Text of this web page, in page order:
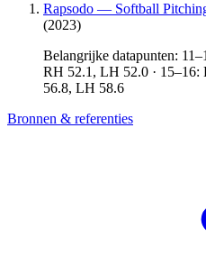
Rapsodo — Softball
(2023)
Belangrijke datapunten:
RH 52.1, LH 52.0 ·
56.8, LH 58.6
Bronnen & referenties